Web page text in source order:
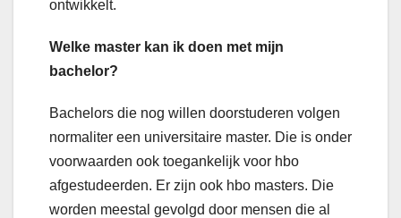
ontwikkelt.
Welke master kan ik doen met mijn
bachelor?
Bachelors die nog willen doorstuderen volgen
normaliter een universitaire master. Die is onder
voorwaarden ook toegankelijk voor hbo
afgestudeerden. Er zijn ook hbo masters. Die
worden meestal gevolgd door mensen die al